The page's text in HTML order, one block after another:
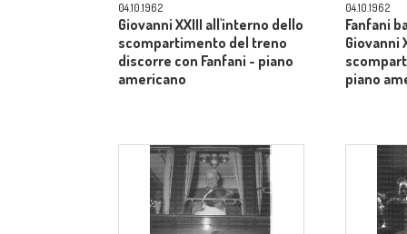
04.10.1962
Giovanni XXIII all'interno dello
scompartimento del treno
discorre con Fanfani - piano
americano
04.10.1962
Fanfani
Giovanni
piano